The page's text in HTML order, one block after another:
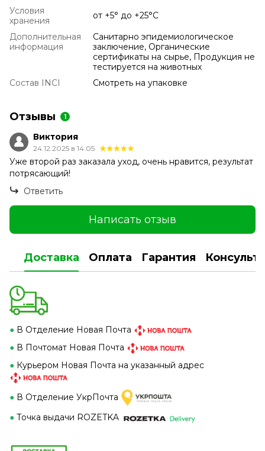
Условия
хранения
от +5° до +25°С
Дополнительная
информация
Санитарно эпидемиологическое
заключение, Органические
сертификаты на сырье, Продукция не
тестируется на животных
Состав INCI
Смотреть на упаковке
Отзывы 1
Виктория
24.12.2025 в 14:05
Уже второй раз заказала уход, очень нравится, результат
потрясающий!
Ответить
Написать отзыв
Доставка Оплата Гарантия
● В Отделение Новая Почта
● В Почтомат Новая Почта
● Курьером Новая Почта на указанный адрес
● В Отделение УкрПочта
● Точка выдачи ROZETKA